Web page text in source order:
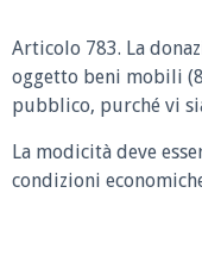
Articolo 783. La
oggetto beni mobili
pubblico, purché vi
La modicità deve
condizioni